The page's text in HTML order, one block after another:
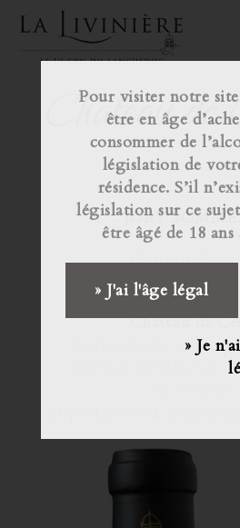
Pour visiter notre
être en âge
consommer de
législation de
résidence. S’il
législation sur ce
être âgé de 18
» J'ai l'âge légal
» Je
Château de
JURY
Château de
Minervois-La
Château de
Pierre-André et
Chemin de Minerve,